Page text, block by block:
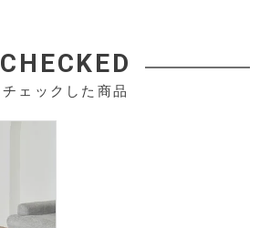
CHECKED
チェックした商品